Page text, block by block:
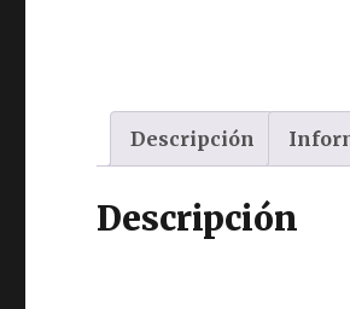
Descripción
Descripción